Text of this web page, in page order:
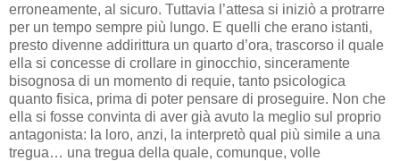
erroneamente, al sicuro. Tuttavia l’attesa si iniziò a protrarre
per un tempo sempre più lungo. E quelli che erano istanti,
presto divenne addirittura un quarto d’ora, trascorso il quale
ella si concesse di crollare in ginocchio, sinceramente
bisognosa di un momento di requie, tanto psicologica
quanto fisica, prima di poter pensare di proseguire. Non che
ella si fosse convinta di aver già avuto la meglio sul proprio
antagonista: la loro, anzi, la interpretò qual più simile a una
tregua… una tregua della quale, comunque, volle